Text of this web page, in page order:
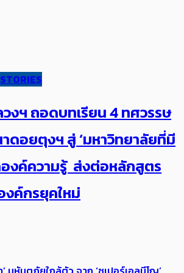
งฯ ถอดบทเรียน 4 ทศวรรษ
ดอยตุงฯ สู่ ‘มหาวิทยาลัยที่มี
งค์ความรู้ ส่งต่อหลักสูตร
งค์กรยุคใหม่